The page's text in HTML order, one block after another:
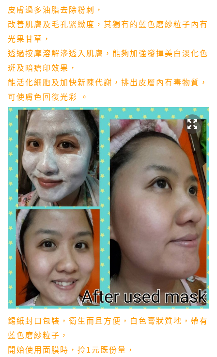
皮膚過多油脂去除粉刺，
改善肌膚及毛孔緊緻度， 其獨有的藍色磨紗粒子內有
光果甘草，
透過按摩溶解滲透入肌膚， 能夠加強發揮美白淡化色
斑及暗瘡印效果，
能活化細胞及加快新陳代謝， 排出皮層內有毒物質，
可使膚色回復光彩 。
錫紙封口包裝，衛生而且方便， 白色膏狀質地，帶有
藍色磨紗粒子，
開始使用面膜時， 拎1元既份量，